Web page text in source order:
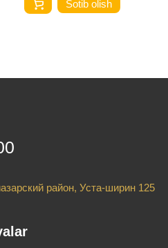
Sotib olish
район, Уста-ширин 125